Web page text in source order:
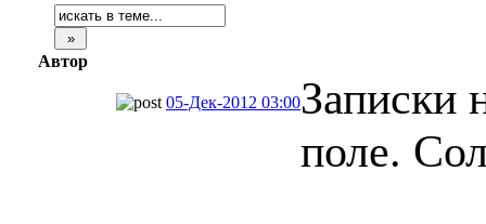
Автор
05-Дек-2012 03:00Записки
поле.